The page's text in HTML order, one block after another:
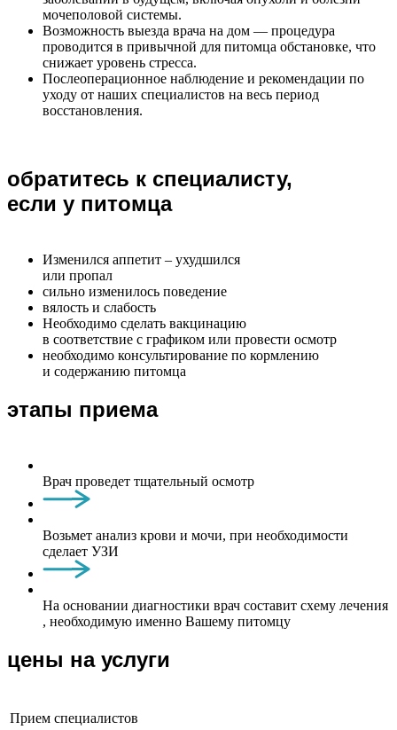
мочеполовой системы.
Возможность выезда врача на дом — процедура
проводится в привычной для питомца обстановке, что
снижает уровень стресса.
Послеоперационное наблюдение и рекомендации по
уходу от наших специалистов на весь период
восстановления.
обратитесь к специалисту,
если у питомца
Изменился аппетит – ухудшился
или пропал
сильно изменилось поведение
вялость и слабость
Необходимо сделать вакцинацию
в соответствие с графиком или провести осмотр
необходимо консультирование по кормлению
и содержанию питомца
этапы приема
Врач проведет тщательный осмотр
Возьмет анализ крови и мочи, при необходимости
сделает УЗИ
На основании диагностики врач составит схему лечения
, необходимую именно Вашему питомцу
цены на услуги
Прием специалистов